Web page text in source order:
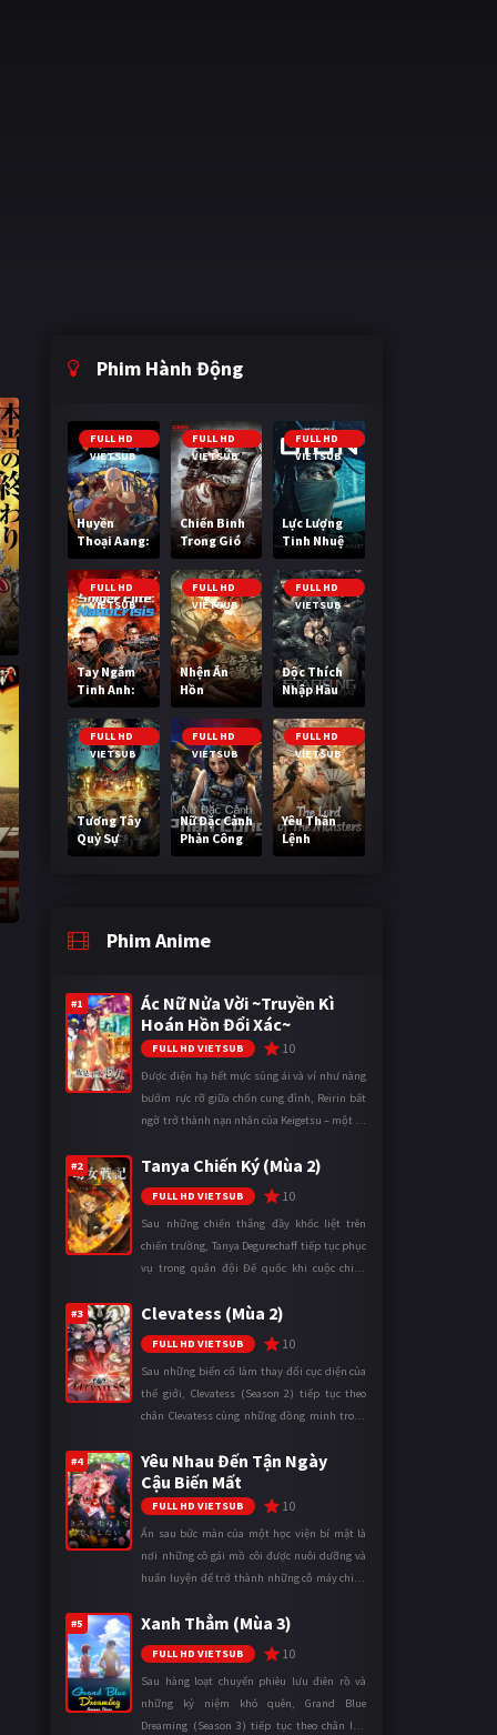
Phim Hành Động
FULL HD
VIETSUB
Huyền
Thoại Aang:
Tiết Khí Sư
Cuối Cùng
FULL HD
VIETSUB
Chiến Binh
Trong Gió
FULL HD
VIETSUB
Lực Lượng
Tinh Nhuệ
FULL HD
VIETSUB
Tay Ngắm
Tinh Anh:
Nguy Cơ
Nano
FULL HD
VIETSUB
Nhện Ăn
Hồn
FULL HD
VIETSUB
Độc Thích
Nhập Hầu
FULL HD
VIETSUB
Tương Tây
Quỷ Sự
FULL HD
VIETSUB
Nữ Đặc Cảnh
Phản Công
FULL HD
VIETSUB
Yêu Thần
Lệnh
Phim Anime
#1
Ác Nữ Nửa Vời ~Truyền Kì
Hoán Hồn Đổi Xác~
FULL HD VIETSUB 10
Được điện hạ hết mực sủng ái và ví như nàng
bướm rực rỡ giữa chốn cung đình, Reirin bất
ngờ trở thành nạn nhân của Keigetsu – một kẻ
thuật để hoán đổi th ...
#2 Tanya Chiến Ký (Mùa 2)
FULL HD VIETSUB 10
Sau những chiến thắng đầy khốc liệt trên
chiến trường, Tanya Degurechaff tiếp tục phục
vụ trong quân đội Đế quốc khi cuộc chiến
mặt trận. Dù sở hữu tài năn ...
#3 Clevatess (Mùa 2)
FULL HD VIETSUB 10
Sau những biến cố làm thay đổi cục diện của
thế giới, Clevatess (Season 2) tiếp tục theo
chân Clevatess cùng những đồng minh trong
loại đến bờ vực diệ ...
#4
Yêu Nhau Đến Tận Ngày
Cậu Biến Mất
FULL HD VIETSUB 10
Ẩn sau bức màn của một học viện bí mật là
nơi những cô gái mồ côi được nuôi dưỡng và
huấn luyện để trở thành những cỗ máy chiến
được xem là điều hiển nh ...
#5 Xanh Thẳm (Mùa 3)
FULL HD VIETSUB 10
Sau hàng loạt chuyến phiêu lưu điên rồ và
những kỷ niệm khó quên, Grand Blue
Dreaming (Season 3) tiếp tục theo chân Iori